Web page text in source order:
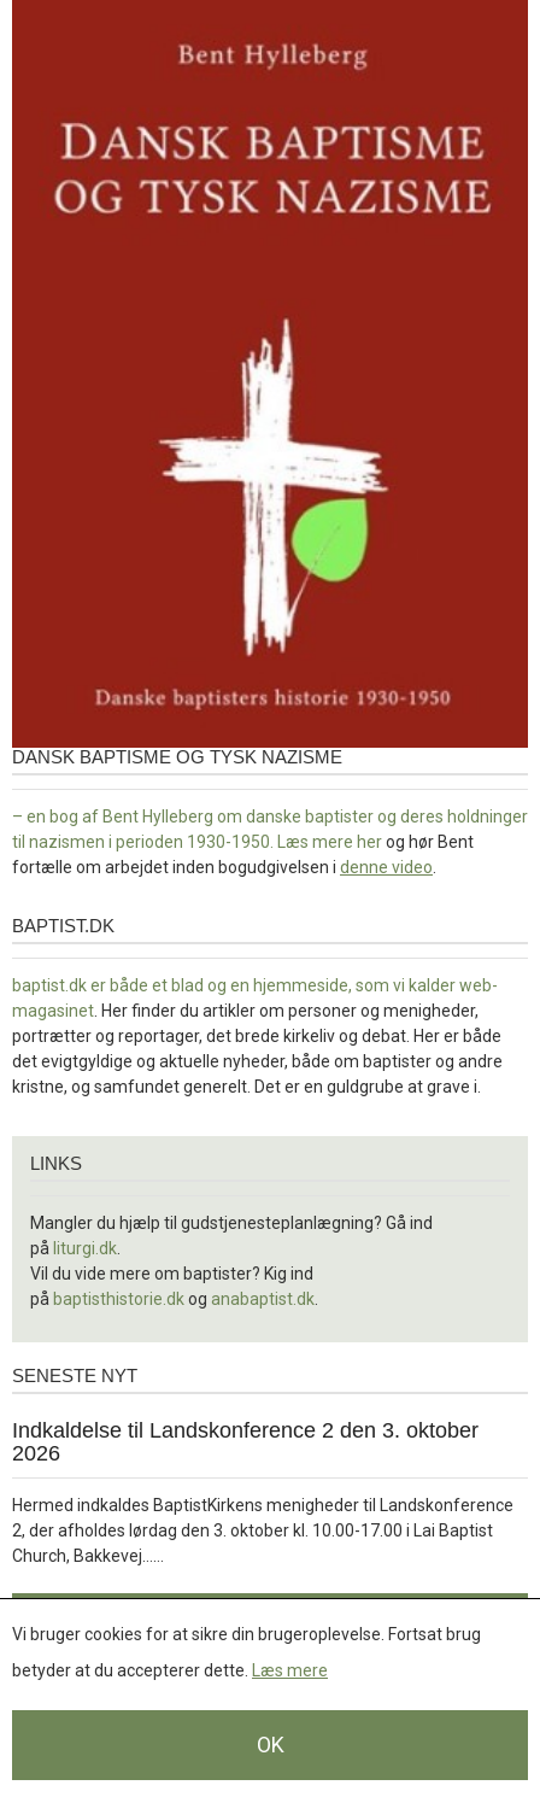
DANSK BAPTISME OG TYSK NAZISME
– en bog af Bent Hylleberg om danske baptister og deres holdninger
til nazismen i perioden 1930-1950. Læs mere herog hør Bent
fortælle om arbejdet inden bogudgivelsen i denne video
baptist.dk
BAPTIST.DK
baptist.dk er både et blad og en hjemmeside, som vi kalder web-
magasinet . Her finder du artikler om personer og menigheder,
portrætter og reportager, det brede kirkeliv og debat. Her er både
det evigtgyldige og aktuelle nyheder, både om baptister og andre
kristne, og samfundet generelt. Det er en guldgrube at grave i.
LINKS
Mangler du hjælp til gudstjenesteplanlægning? Gå ind
på liturgi.dk
Vil du vide mere om baptister? Kig ind
på baptisthistorie.dkog anabaptist.dk
Seneste
SENESTE NYT
1.
jul.
Indkaldelse til Landskonference 2 den 3. oktober
2026
Hermed indkaldes BaptistKirkens menigheder til Landskonference
2, der afholdes lørdag den 3. oktober kl. 10.00-17.00 i Lai Baptist
Church, Bakkevej……
Læs mere
Vi bruger cookies for at sikre din brugeroplevelse. Fortsat brug
betyder at du accepterer dette.
Læs mere
OK